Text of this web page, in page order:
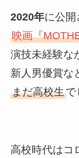
2020年に公開
映画『
演技未経験な
新人男優賞な
まだ高校生で
高校時代はコ